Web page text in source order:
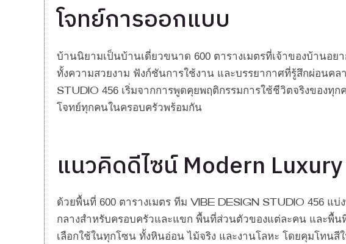
โจทย์การออกแบบ
บ้านนิยามเป็นบ้านเดี่ยวขนาด 600 ตารางเมตรที่เจ้าของบ้านอ
ทั้งความสวยงาม ฟังก์ชันการใช้งาน และบรรยากาศที่รู้สึกผ่อน
Studio 456 เริ่มจากการพูดคุยพฤติกรรมการใช้ชีวิตจริงของทุ
โจทย์ทุกคนในครอบครัวพร้อมกัน
แนวคิดดีไซน์ Modern
ด้วยพื้นที่ 600 ตารางเมตร ทีม Vibe Design Studio 456 แบ่
กลางสำหรับครอบครัวและแขก พื้นที่ส่วนตัวของแต่ละคน และพื้น
เลือกใช้ในทุกโซน ทั้งหินอ่อน ไม้จริง และงานโลหะ โดยคุมโทนสี